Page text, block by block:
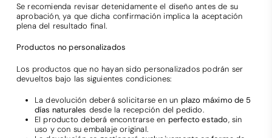
Se recomienda revisar detenidamente el diseño antes de su
aprobación, ya que dicha confirmación implica la aceptación
plena del resultado final.
Productos no personalizados
Los productos que no hayan sido personalizados podrán ser
devueltos bajo las siguientes condiciones:
La devolución deberá solicitarse en un plazo máximo de 5
días naturales desde la recepción del pedido.
El producto deberá encontrarse en perfecto estado, sin
uso y con su embalaje original.